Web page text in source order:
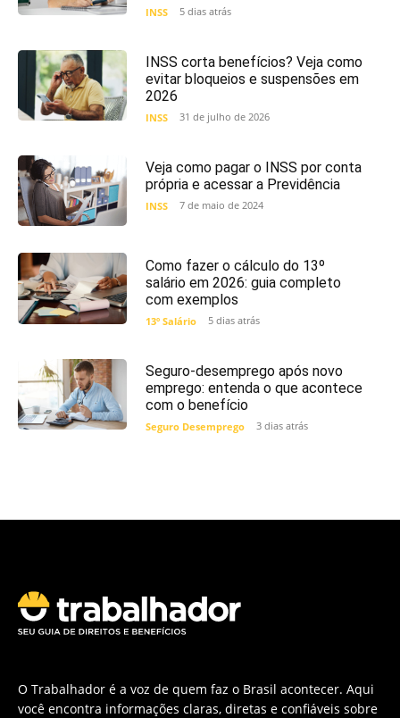
INSS 5 dias atrás
INSS corta benefícios? Veja como
evitar bloqueios e suspensões em
2026
INSS 31 de julho de 2026
Veja como pagar o INSS por conta
própria e acessar a Previdência
INSS 7 de maio de 2024
Como fazer o cálculo do 13º
salário em 2026: guia completo
com exemplos
13º Salário 5 dias atrás
Seguro-desemprego após novo
emprego: entenda o que acontece
com o benefício
Seguro Desemprego 3 dias atrás
O Trabalhador é a voz de quem faz o Brasil acontecer. Aqui
você encontra informações claras, diretas e confiáveis sobre